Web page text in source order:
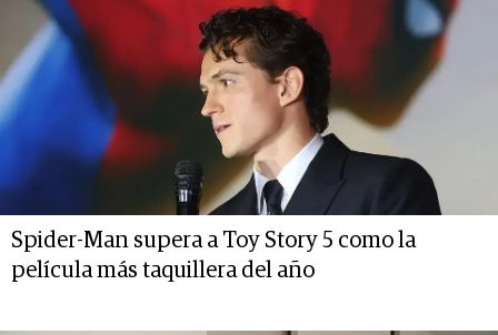
Spider-Man supera a Toy Story 5 como la
película más taquillera del año